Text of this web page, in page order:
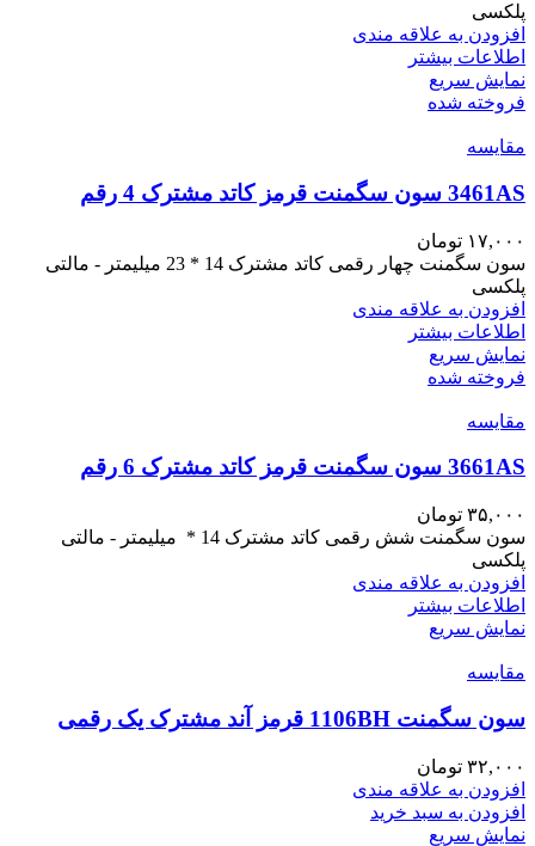
بود.
پلکسی
افزودن به علاقه مندی
اطلاعات بیشتر
نمایش سریع
فروخته شده
مقايسه
3461AS سون سگمنت قرمز کاتد مشترک 4 رقم
۱۷,۰۰۰ تومان
سون سگمنت چهار رقمی کاتد مشترک 14 * 23 میلیمتر - مالتی
پلکسی
افزودن به علاقه مندی
اطلاعات بیشتر
نمایش سریع
فروخته شده
مقايسه
3661AS سون سگمنت قرمز کاتد مشترک 6 رقم
۳۵,۰۰۰ تومان
سون سگمنت شش رقمی کاتد مشترک 14 * میلیمتر - مالتی
پلکسی
افزودن به علاقه مندی
اطلاعات بیشتر
نمایش سریع
مقايسه
سون سگمنت 1106BH قرمز آند مشترک یک رقمی
۳۲,۰۰۰ تومان
افزودن به علاقه مندی
افزودن به سبد خرید
نمایش سریع